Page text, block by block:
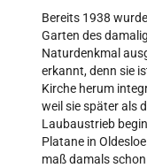
Bereits 1938
Garten des
Naturdenkmal
erkannt, denn sie
Kirche herum
weil sie später als
Laubaustrieb
Platane in
maß damals